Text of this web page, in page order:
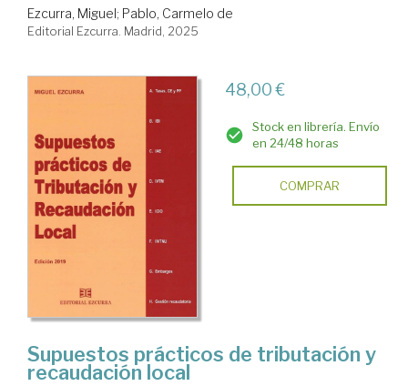
Ezcurra, Miguel; Pablo, Carmelo de
Editorial Ezcurra. Madrid, 2025
48,00 €
Stock en librería. Envío
en 24/48 horas
COMPRAR
Supuestos prácticos de tributación y
recaudación local